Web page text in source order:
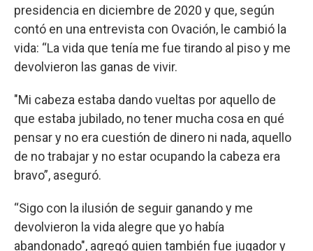
presidencia en diciembre de 2020 y que, según
contó en una entrevista con Ovación, le cambió la
vida: “La vida que tenía me fue tirando al piso y me
devolvieron las ganas de vivir.
"Mi cabeza estaba dando vueltas por aquello de
que estaba jubilado, no tener mucha cosa en qué
pensar y no era cuestión de dinero ni nada, aquello
de no trabajar y no estar ocupando la cabeza era
bravo”, aseguró.
“Sigo con la ilusión de seguir ganando y me
devolvieron la vida alegre que yo había
abandonado", agregó quien también fue jugador y